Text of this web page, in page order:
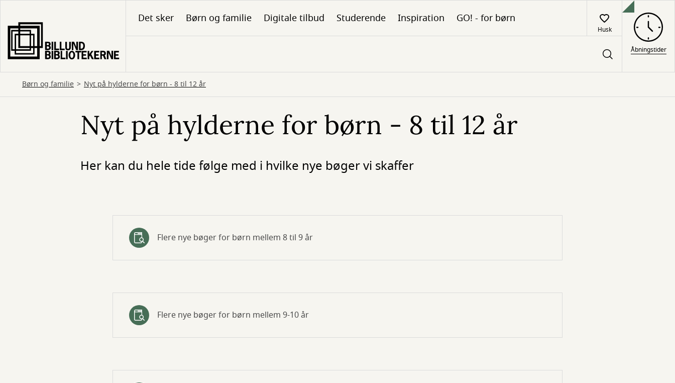
hovedindhold
Det sker Børn og familie Digitale tilbud Studerende Inspiration GO! - for børn
Husk
Åbningstider
Børn og familie Nyt på hylderne for børn - 8 til 12 år
Nyt på hylderne for børn - 8 til 12 år
Her kan du hele tide følge med i hvilke nye bøger vi skaffer
Flere nye bøger for børn mellem 8 til 9 år
Flere nye bøger for børn mellem 9-10 år